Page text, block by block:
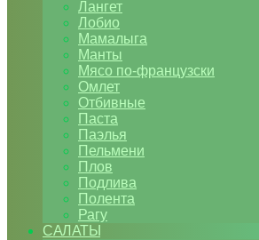
Лангет
Лобио
Мамалыга
Манты
Мясо по-французски
Омлет
Отбивные
Паста
Паэлья
Пельмени
Плов
Подлива
Полента
Рагу
САЛАТЫ